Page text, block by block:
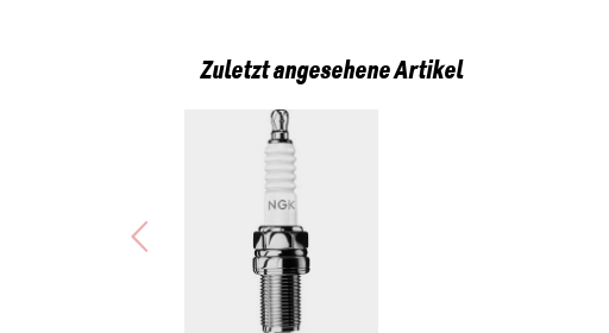
Zuletzt angesehene Artikel